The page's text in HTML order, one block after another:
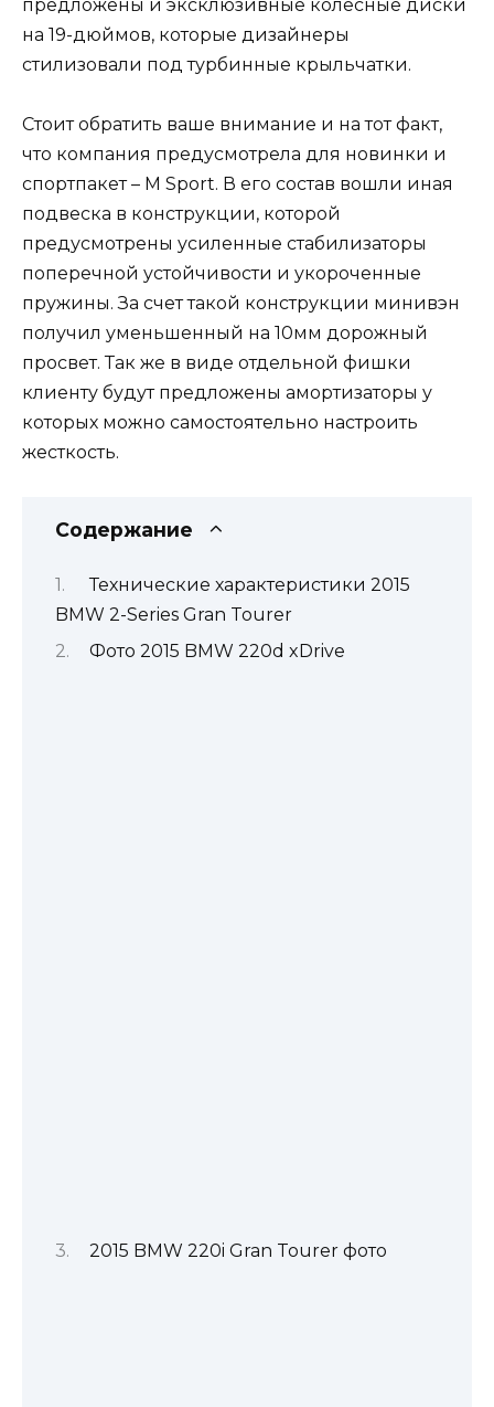
предложены и эксклюзивные колесные диски
на 19-дюймов, которые дизайнеры
стилизовали под турбинные крыльчатки.
Стоит обратить ваше внимание и на тот факт,
что компания предусмотрела для новинки и
спортпакет – M Sport. В его состав вошли иная
подвеска в конструкции, которой
предусмотрены усиленные стабилизаторы
поперечной устойчивости и укороченные
пружины. За счет такой конструкции минивэн
получил уменьшенный на 10мм дорожный
просвет. Так же в виде отдельной фишки
клиенту будут предложены амортизаторы у
которых можно самостоятельно настроить
жесткость.
Содержание
Технические характеристики 2015
BMW 2-Series Gran Tourer
Фото 2015 BMW 220d xDrive
2015 BMW 220i Gran Tourer фото